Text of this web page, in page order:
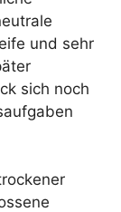
und sehr
sich noch